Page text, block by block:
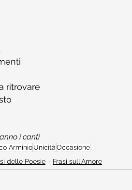
ritrovare
i canti
ArminioUnicitàOccasione
delle Poesie Frasi sull'Amore